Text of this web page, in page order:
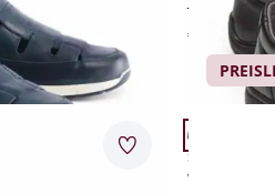
soft
€ 99,95
Merkzettel
Artikel 11
Passform
Schuhweite G
Wollfilz-